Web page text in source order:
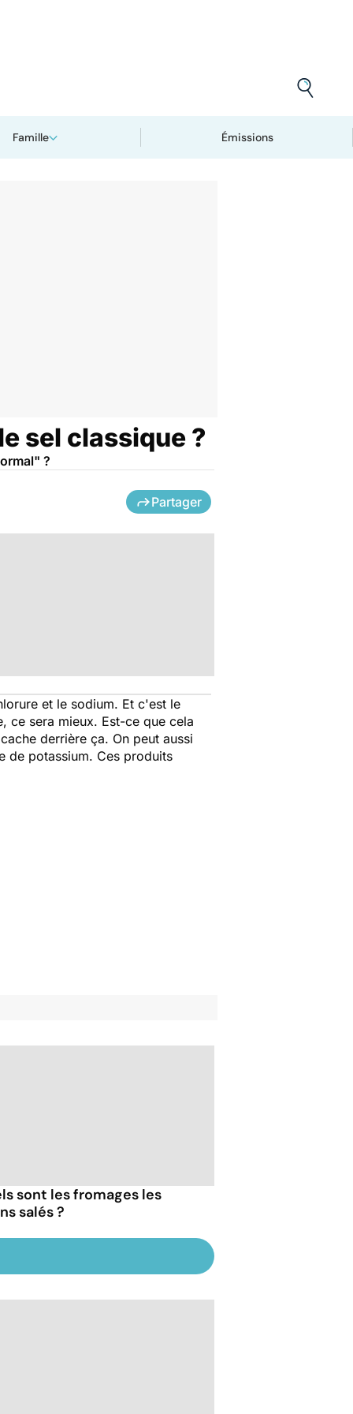
Famille Émissions
sel classique ?
?
Partager
et le sodium. Et c'est le
ce sera mieux. Est-ce que cela
derrière ça. On peut aussi
de potassium. Ces produits
sont les fromages les
salés ?